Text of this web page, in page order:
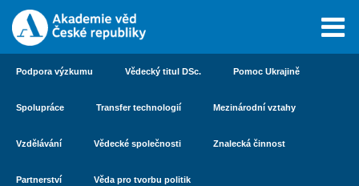
Podpora výzkumu Vědecký titul DSc. Pomoc Ukrajině
Spolupráce Transfer technologií Mezinárodní vztahy
Vzdělávání Vědecké společnosti Znalecká činnost
Partnerství Věda pro tvorbu politik